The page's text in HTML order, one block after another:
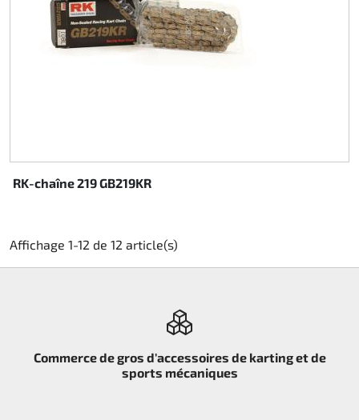
RK-chaîne 219 GB219KR
Affichage 1-12 de 12 article(s)
Commerce de gros d'accessoires de karting et de
sports mécaniques